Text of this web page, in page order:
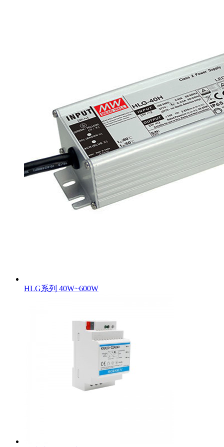
HLG系列 40W~600W